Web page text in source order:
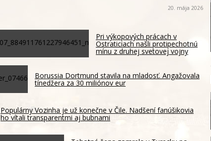
20. mája 2026
Pri výkopových prácach v
Ostraticiach našli protipechotnú
mínu z druhej svetovej vojny
Borussia Dortmund stavila na mladosť. Angažovala
tínedžera za 30 miliónov eur
Populárny Vozinha je už konečne v Čile. Nadšení fanúšikovia
ho vítali transparentmi aj bubnami